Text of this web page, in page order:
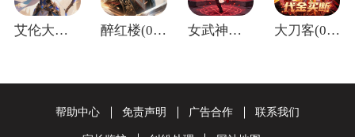
艾伦大陆(0.05折十二国记) 醉红楼(0.05折一剑无敌) 女武神之剑(0.1折天使之剑) 大刀客(0.05折绝情一刀买断版)
帮助中心 免责声明 广告合作 联系我们